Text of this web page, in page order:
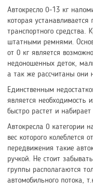
Автокресло 0-13 кг
которая
транспортного средства.
штатными ремнями.
от 0 кг является
недоношенных деток,
а так же рассчитаны они
Единственным
является необходимость
быстро растет и набирает
Автокресла 0 категории
вес которого колеблется
передвижения такие
ручкой. Не стоит
группы располагаются
автомобильного потока,